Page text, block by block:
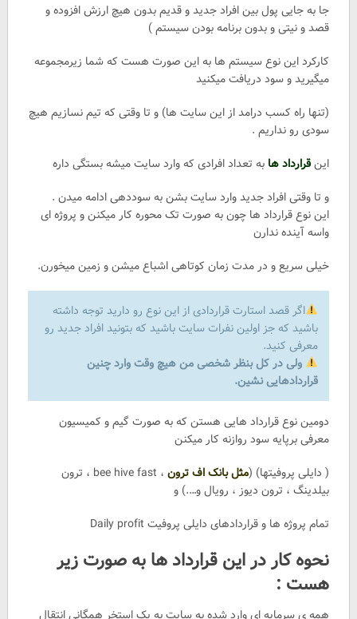
جا به جایی پول بین افراد جدید و قدیم بدون هیچ ارزش افزوده و
قصد و نیتی و بدون برنامه بودن سیستم )
کارکرد این نوع سیستم ها به این صورت هست که شما زیرمجموعه
میگیرید و سود دریافت میکنید
(تنها راه کسب درامد از این سایت ها) و تا وقتی که تیم نسازیم هیچ
سودی رو نداریم .
اینقرارداد ها به تعداد افرادی که وارد سایت میشه بستگی داره
و تا وقتی افراد جدید وارد سایت بشن به سوددهی ادامه میدن .
این نوع قرارداد ها چون به صورت تک محوره کار میکنن و پروژه ای
واسه آینده ندارن
خیلی سریع و در مدت زمان کوتاهی اشباع میشن و زمین میخورن.
اگر قصد استارت قراردادی از این نوع رو دارید توجه داشته
باشید که جز اولین نفرات سایت باشید که بتونید افراد جدید رو
معرفی کنید.
ولی در کل بنظر شخصی من هیچ وقت وارد چنین
قراردادهایی نشین.
دومین نوع قرارداد هایی هستن که به صورت گیم و کمیسیون
معرفی برپایه سود روازنه کار میکنن
( دایلی پروفیتها) (مثل بانک اف ترون
، bee hive fast ، ترون
بیلدینگ ، ترون دیوز ، رویال و….) و
تمام پروژه ها و قراردادهای دایلی پروفیت Daily profit
نحوه کار در این قرارداد ها به صورت زیر
هست :
همه ی سرمایه ای وارد شده به سایت به یک استخر همگانی انتقال